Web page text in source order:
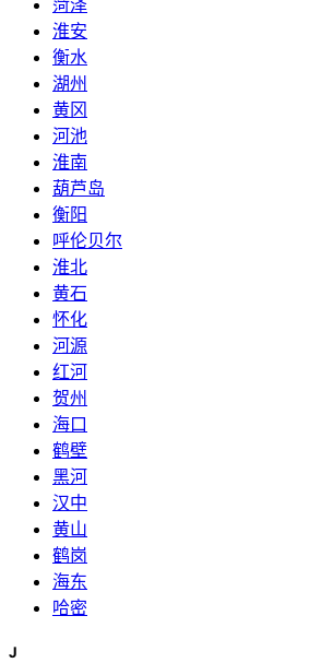
淮安
衡水
湖州
黄冈
河池
淮南
葫芦岛
衡阳
呼伦贝尔
淮北
黄石
怀化
河源
红河
贺州
海口
鹤壁
黑河
汉中
黄山
鹤岗
海东
哈密
J